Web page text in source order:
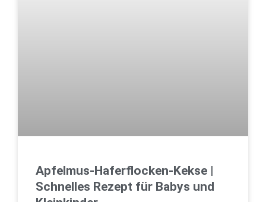
Apfelmus-Haferflocken-Kekse |
Schnelles Rezept für Babys und